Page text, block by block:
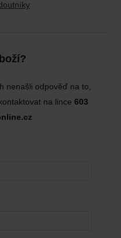
nenašli odpověď na to,
na lince 603